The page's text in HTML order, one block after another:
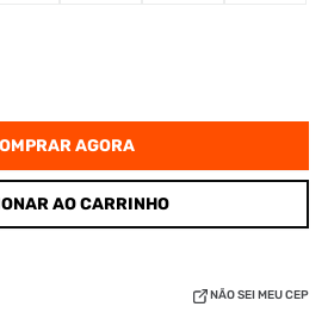
AGORA
AO CARRINHO
NÃO SEI MEU CEP